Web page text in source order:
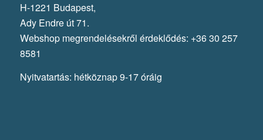
H-1221 Budapest,
Ady Endre út 71.
Webshop megrendelésekről érdeklődés: +36 30 257
8581
Nyitvatartás: hétköznap 9-17 óráig